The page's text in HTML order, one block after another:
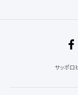
サッポロ